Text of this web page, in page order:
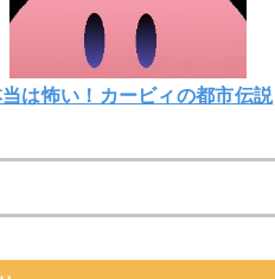
は怖い！カービィの都市伝説